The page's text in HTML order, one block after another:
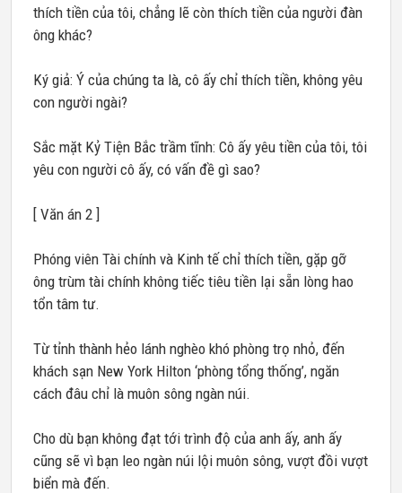
thích tiền của tôi, chẳng lẽ còn thích tiền của người đàn
ông khác?
Ký giả: Ý của chúng ta là, cô ấy chỉ thích tiền, không yêu
con người ngài?
Sắc mặt Kỷ Tiện Bắc trầm tĩnh: Cô ấy yêu tiền của tôi, tôi
yêu con người cô ấy, có vấn đề gì sao?
[ Văn án 2 ]
Phóng viên Tài chính và Kinh tế chỉ thích tiền, gặp gỡ
ông trùm tài chính không tiếc tiêu tiền lại sẵn lòng hao
tổn tâm tư.
Từ tỉnh thành hẻo lánh nghèo khó phòng trọ nhỏ, đến
khách sạn New York Hilton ‘phòng tổng thống’, ngăn
cách đâu chỉ là muôn sông ngàn núi.
Cho dù bạn không đạt tới trình độ của anh ấy, anh ấy
cũng sẽ vì bạn leo ngàn núi lội muôn sông, vượt đồi vượt
biển mà đến.